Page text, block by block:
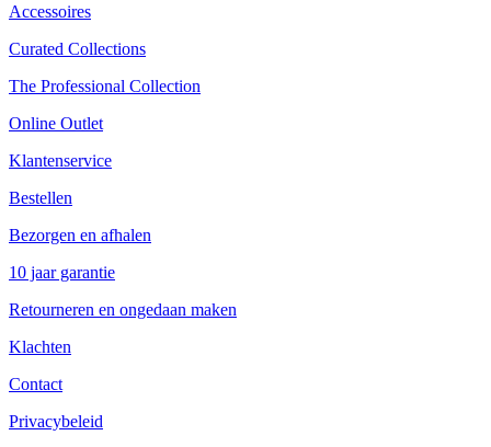
Accessoires
Curated Collections
The Professional Collection
Online Outlet
Klantenservice
Bestellen
Bezorgen en afhalen
10 jaar garantie
Retourneren en ongedaan maken
Klachten
Contact
Privacybeleid